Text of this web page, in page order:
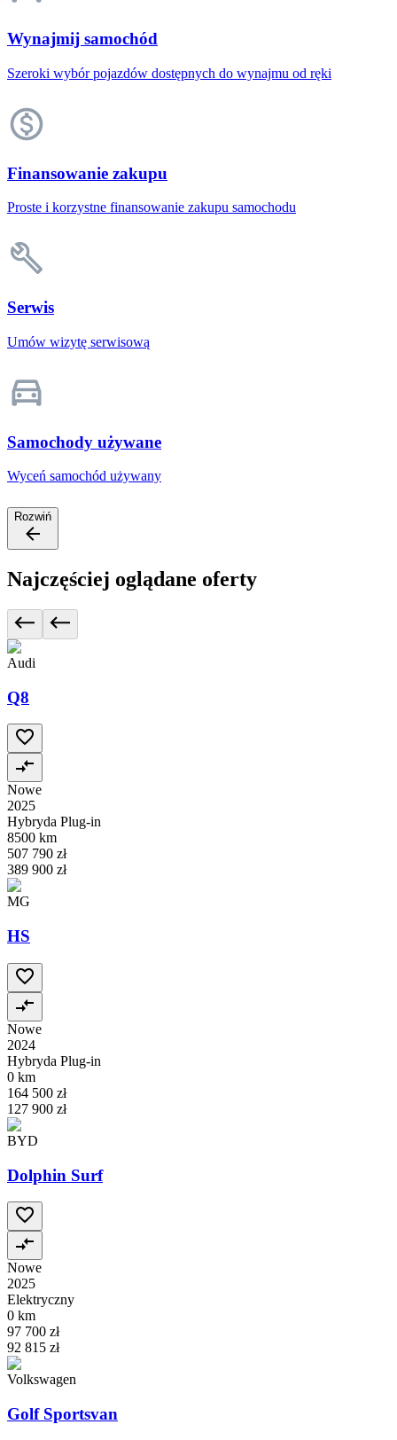
Wynajmij samochód
Szeroki wybór pojazdów dostępnych do wynajmu od ręki
Finansowanie zakupu
Proste i korzystne finansowanie zakupu samochodu
Serwis
Umów wizytę serwisową
Samochody używane
Wyceń samochód używany
Rozwiń
Najczęściej oglądane oferty
Audi
Q8
Nowe
2025
Hybryda Plug-in
8500 km
507 790 zł
389 900 zł
MG
HS
Nowe
2024
Hybryda Plug-in
0 km
164 500 zł
127 900 zł
BYD
Dolphin Surf
Nowe
2025
Elektryczny
0 km
97 700 zł
92 815 zł
Volkswagen
Golf Sportsvan